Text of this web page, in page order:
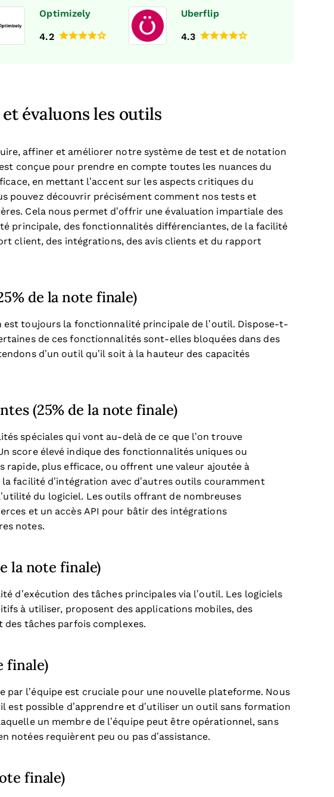
Optimizely
4.2
Uberflip
4.3
évaluons les outils
affiner et améliorer notre système de test et de notation
conçue pour prendre en compte toutes les nuances du
en mettant l’accent sur les aspects critiques du
pouvez découvrir précisément comment nos tests et
Cela nous permet d’offrir une évaluation impartiale des
principale, des fonctionnalités différenciantes, de la facilité
client, des intégrations, des avis clients et du rapport
de la note finale)
toujours la fonctionnalité principale de l’outil. Dispose-t-
de ces fonctionnalités sont-elles bloquées dans des
d’un outil qu’il soit à la hauteur des capacités
(25% de la note finale)
spéciales qui vont au-delà de ce que l’on trouve
score élevé indique des fonctionnalités uniques ou
rapide, plus efficace, ou offrent une valeur ajoutée à
facilité d’intégration avec d’autres outils couramment
du logiciel. Les outils offrant de nombreuses
et un accès API pour bâtir des intégrations
notes.
la note finale)
d’exécution des tâches principales via l’outil. Les logiciels
à utiliser, proposent des applications mobiles, des
des tâches parfois complexes.
finale)
par l’équipe est cruciale pour une nouvelle plateforme. Nous
est possible d’apprendre et d’utiliser un outil sans formation
un membre de l’équipe peut être opérationnel, sans
notées requièrent peu ou pas d’assistance.
finale)